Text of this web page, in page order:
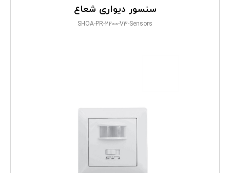
سنسور دیواری شعاع
SHOA-PR-2200-V3-Sensors